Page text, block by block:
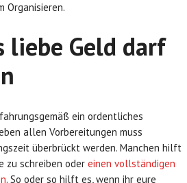
Organisieren.
liebe Geld darf
ein ordentliches
allen Vorbereitungen muss
überbrückt werden. Manchen hilft
zu schreiben oder einen vollständigen
. So oder so hilft es, wenn ihr eure